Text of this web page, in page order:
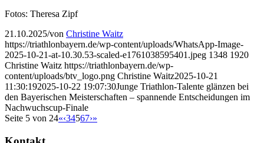
Fotos: Theresa Zipf
21.10.2025/von Christine Waitz
https://triathlonbayern.de/wp-content/uploads/WhatsApp-Image-
2025-10-21-at-10.30.53-scaled-e1761038595401.jpeg 1348 1920
Christine Waitz https://triathlonbayern.de/wp-
content/uploads/btv_logo.png Christine Waitz2025-10-21
11:30:192025-10-22 19:07:30Junge Triathlon-Talente glänzen bei
den Bayerischen Meisterschaften – spannende Entscheidungen im
Nachwuchscup-Finale
Seite 5 von 24«‹34567›»